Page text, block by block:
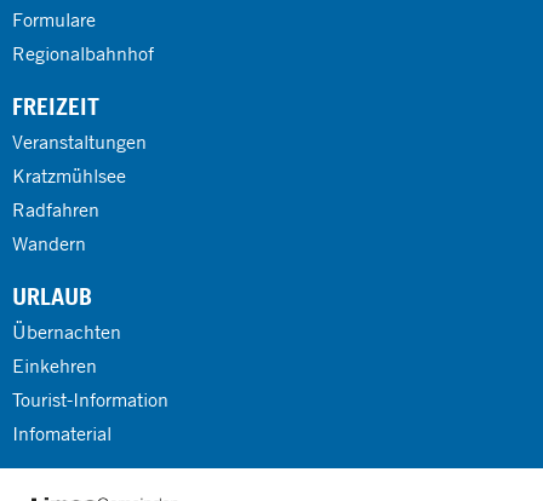
Formulare
Regionalbahnhof
FREIZEIT
Veranstaltungen
Kratzmühlsee
Radfahren
Wandern
URLAUB
Übernachten
Einkehren
Tourist-Information
Infomaterial